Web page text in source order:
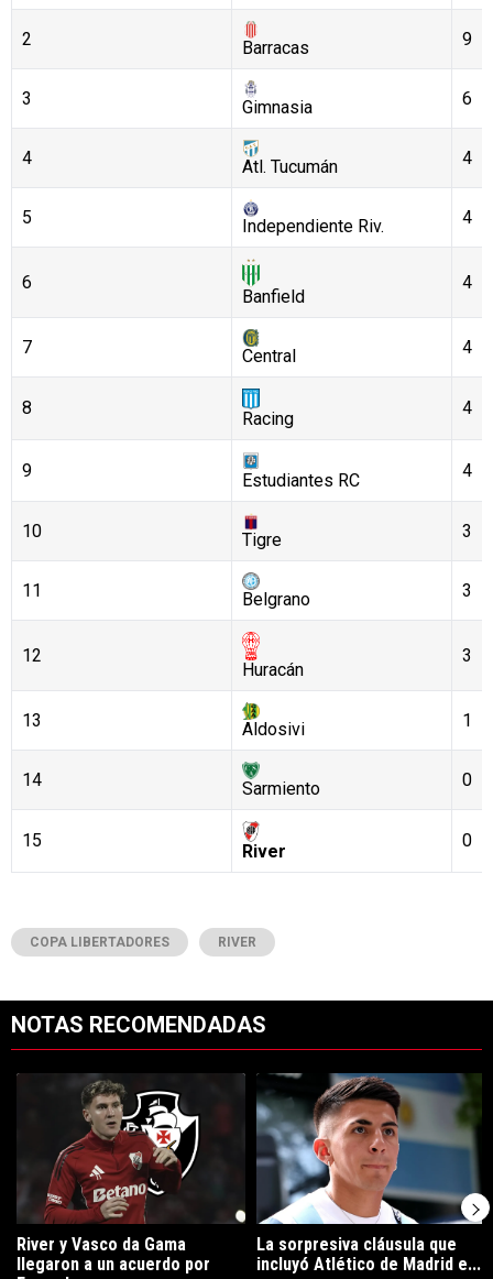
2 Barracas 9
3 Gimnasia 6
4 Atl. Tucumán 4
5 Independiente Riv. 4
6
Banfield
4
7 Central 4
8
Racing
4
9 Estudiantes RC 4
10 Tigre 3
11 Belgrano 3
12
Huracán
3
13 Aldosivi 1
14 Sarmiento 0
15
River
0
COPA LIBERTADORES RIVER
NOTAS RECOMENDADAS
Un artículo de tendencia con el título "River y Vasco da Gama
River y Vasco da Gama
llegaron a un acuerdo por
Un artículo de tendencia con el
La sorpresiva cláusula que
incluyó Atlético de Madrid e...